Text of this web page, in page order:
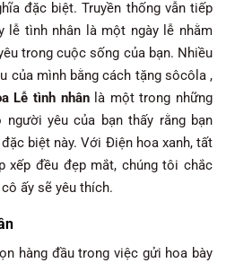
đặc biệt. Truyền thống vẫn tiếp
lễ tình nhân là một ngày lễ nhằm
trong cuộc sống của bạn. Nhiều
của mình bằng cách tặng sôcôla ,
Lễ tình nhânlà một trong những
yêu của bạn thấy rằng bạn
biệt này. Với Điện hoa xanh, tất
xếp đều đẹp mắt, chúng tôi chắc
ấy sẽ yêu thích.
hàng đầu trong việc gửi hoa bày